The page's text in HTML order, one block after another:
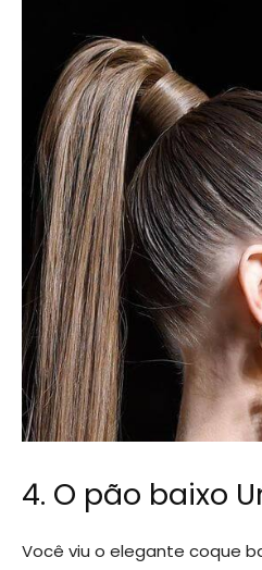
4. O pão baixo
Você viu o elegante coque